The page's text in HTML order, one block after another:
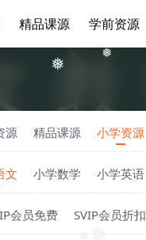
精品课源 学前资源
源 精品课源 小学资源
文 小学数学 小学英语
会员免费 SVIP会员折扣